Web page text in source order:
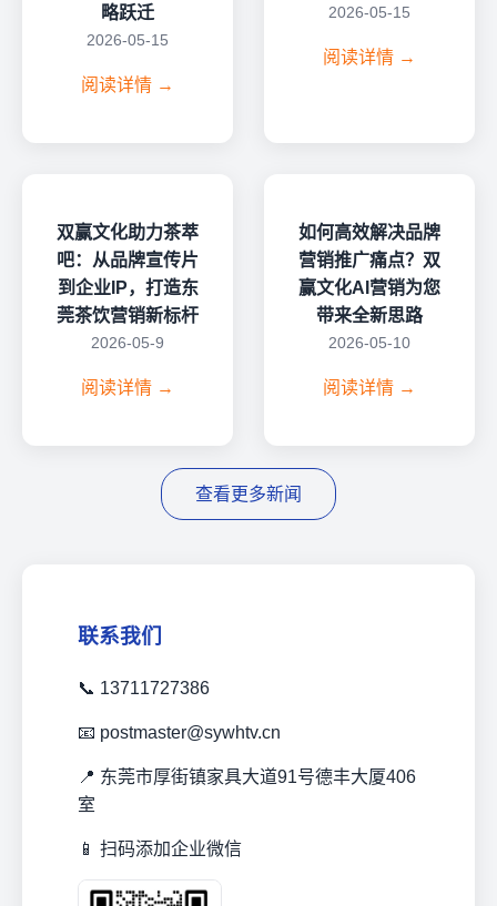
略跃迁
2026-05-15
阅读详情 →
2026-05-15
阅读详情 →
双赢文化助力茶萃
吧：从品牌宣传片
到企业IP，打造东
莞茶饮营销新标杆
2026-05-9
阅读详情 →
如何高效解决品牌
营销推广痛点？双
赢文化AI营销为您
带来全新思路
2026-05-10
阅读详情 →
查看更多新闻
联系我们
📞 13711727386
📧 postmaster@sywhtv.cn
📍 东莞市厚街镇家具大道91号德丰大厦406
室
📱 扫码添加企业微信